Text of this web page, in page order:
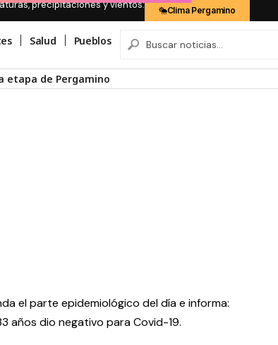
precipitaciones y vientos: Clima Pergamino
Salud Pueblos
etapa de Pergamino
el parte epidemiológico del día e informa:
años dio negativo para Covid-19.